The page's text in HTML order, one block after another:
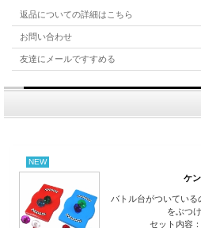
返品についての詳細はこちら
お問い合わせ
友達にメールですすめる
NEW
ケ
バトル台がついてい
をぶつ
セット内容